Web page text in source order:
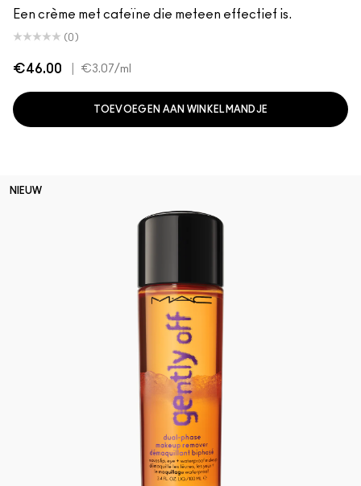
Een crème met cafeïne die meteen effectief is.
(0)
€46.00 €3.07/ml
TOEVOEGEN AAN WINKELMANDJE
NIEUW